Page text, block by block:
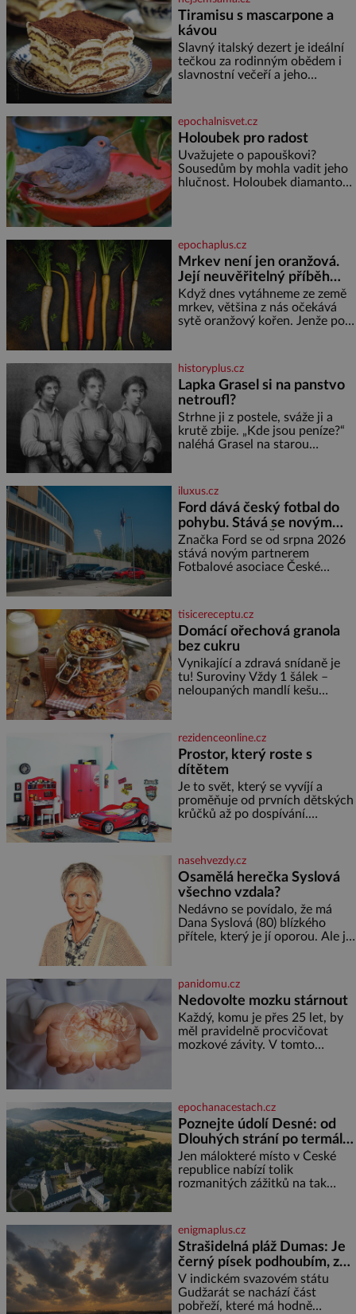
Tiramisu s mascarpone a
kávou
Slavný italský dezert je ideální
tečkou za rodinným obědem i
slavnostní večeří a jeho
osoby: 250 g mascarpone 3
vejce 80 g cukru 200 g
cukrářských piškotů 250 ml
silné kávy 2 lžíce amaretta
kakao na posypání Postup:
Oddělte žloutky od bílků.
vznikl hladký
epochalnisvet.cz
Holoubek pro radost
Uvažujete o papouškovi?
Sousedům by mohla vadit jeho
hlučnost. Holoubek diamantový
chovatele začátečníky. Jedná
se o nenáročného klidného
ptáčka, který většinu dne jen
posedává. Hodně času tráví na
zemi, kde sbírá zbytky semínek
Jeho domovinou je prakticky
celá Austrálie s výjimkou
pobřežní oblasti.
epochaplus.cz
Mrkev není jen oranžová.
Její neuvěřitelný příběh
začíná fialovou barvou
Když dnes vytáhneme ze země
mrkev, většina z nás očekává
sytě oranžový kořen. Jenže po
oranžová. Je fialová, žlutá, bílá,
někdy dokonce téměř černá. Až
díky stovkám let pečlivého
šlechtění se z ní stává zelenina,
bez které si českou zahradu ani
nedokážeme představit. Její
příběh je
historyplus.cz
Lapka Grasel si na panstvo
netroufl?
Strhne ji z postele, sváže ji a
krutě zbije. „Kde jsou peníze?“
naléhá Grasel na starou
nemůže, protože žádné nemá,
spokojí se lupič s několika
měďáky a štůčky látky. Zraněná
žena pár dní nato umírá. Je to
muž nebývale krutý. Jeho činy
budí hrůzu ještě dlouho po jeho
smrti
iluxus.cz
Ford dává český fotbal do
pohybu. Stává se novým
partnerem FAČR
Značka Ford se od srpna 2026
stává novým partnerem
Fotbalové asociace České
asociace, reprezentačních týmů
i českého fotbalu v regionech.
Partner
tisicereceptu.cz
Domácí ořechová granola
bez cukru
Vynikající a zdravá snídaně je
tu! Suroviny Vždy 1 šálek –
neloupaných mandlí kešu
semínek dýně rozinek 3 šálky
ovesných vloček 1 lžíce mlet
rezidenceonline.cz
Prostor, který roste s
dítětem
Je to svět, který se vyvíjí a
proměňuje od prvních dětských
krůčků až po dospívání.
soustředění i odpočinek a
reaguje na každou etapu života
a specifické potřeby dítěte. Pro
nejmenší je klíčová
jednoduchost, měkkost a
bezpečí, proto by pokoj
miminka měl působit především
nasehvezdy.cz
Osamělá herečka Syslová
všechno vzdala?
Nedávno se povídalo, že má
Dana Syslová (80) blízkého
přítele, který je jí oporou. Ale je
častěji mluví o svém odchodu.
Dohnala ji snad samota? Půs
panidomu.cz
Nedovolte mozku stárnout
Každý, komu je přes 25 let, by
měl pravidelně procvičovat
mozkové závity. V tomto
marně v paměti lovíte název
knížky, kterou jste nedávno
přečetli. Je to opravdu tak, s
věkem jako kdyby se paměť
rozhodla stávkovat. Cvičte
epochanacestach.cz
Poznejte údolí Desné: od
Dlouhých strání po termální
prameny
Jen málokteré místo v České
republice nabízí tolik
rozmanitých zážitků na tak
jediného dne můžete
nahlédnout do útrob jedné z
nejvýznamnějších vodních
elektráren v Evropě, vydat se na
horské hřebeny, projet se na
koloběžce a den zakončit
poznáváním památek ve
enigmaplus.cz
Strašidelná pláž Dumas: Je
černý písek podhoubím, ze
kterého roste zlo?
V indickém svazovém státu
Gudžarát se nachází část
pobřeží, které má hodně